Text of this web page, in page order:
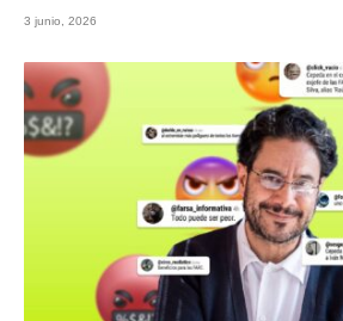
3 junio, 2026